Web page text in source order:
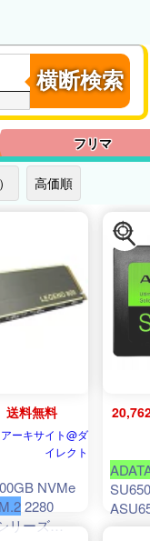
横断検索
フリマ
高価順
送料無料
アーキサイト@ダ
イレクト
NVMe
M.22280
リーズ